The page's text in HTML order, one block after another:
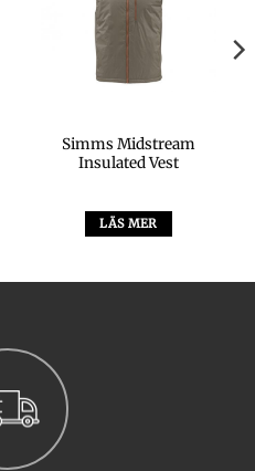
Simms Midstream
Insulated Vest
LÄS MER